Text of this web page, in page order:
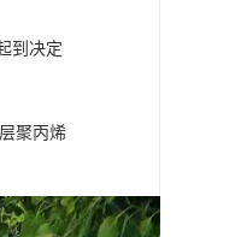
到决定
聚丙烯